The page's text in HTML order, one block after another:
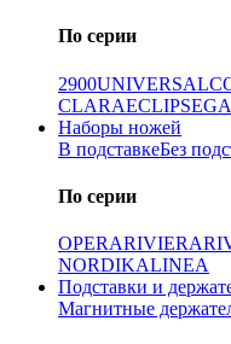
По серии
2900UNIVERSAL
CLARAECLIPSE
Наборы ножей
В подставкеБез
По серии
OPERARIVIERA
NORDIKALINEA
Подставки и
Магнитные